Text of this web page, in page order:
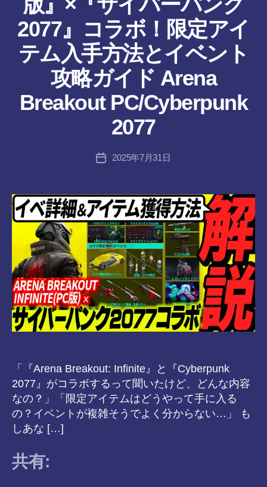
2077』コラボ！限定アイ
テム入手方法とイベント
攻略ガイド Arena
Breakout PC/Cyberpunk
2077
投
稿
成
者
a
8-
vr
投
2025年7月31日
「『Arena Breakout: Infinite』と『Cyberpunk
2077』がコラボするって聞いたけど、どんな内容
なの？」「限定アイテムはどうやって手に入る
の？イベントが複雑そうでよく分からない…」 も
しあな […]
共有: